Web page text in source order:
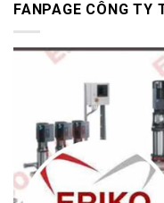
FANPAGE CÔNG TY